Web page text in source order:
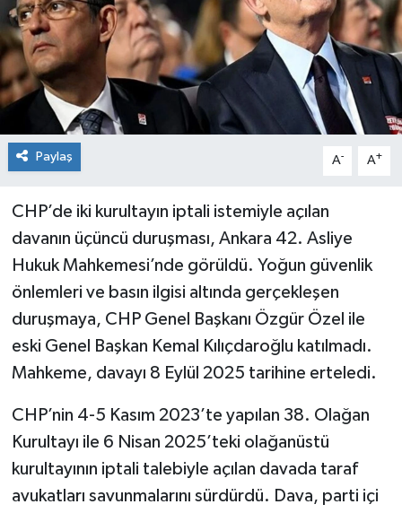
Paylaş A- A+
CHP’de iki kurultayın iptali istemiyle açılan
davanın üçüncü duruşması, Ankara 42. Asliye
Hukuk Mahkemesi’nde görüldü. Yoğun güvenlik
önlemleri ve basın ilgisi altında gerçekleşen
duruşmaya, CHP Genel Başkanı Özgür Özel ile
eski Genel Başkan Kemal Kılıçdaroğlu katılmadı.
Mahkeme, davayı 8 Eylül 2025 tarihine erteledi.
CHP’nin 4-5 Kasım 2023’te yapılan 38. Olağan
Kurultayı ile 6 Nisan 2025’teki olağanüstü
kurultayının iptali talebiyle açılan davada taraf
avukatları savunmalarını sürdürdü. Dava, parti içi